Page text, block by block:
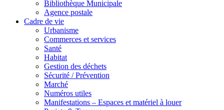
Bibliothèque Municipale
Agence postale
Cadre de vie
Urbanisme
Commerces et services
Santé
Habitat
Gestion des déchets
Sécurité / Prévention
Marché
Numéros utiles
Manifestations – Espaces et matériel à louer